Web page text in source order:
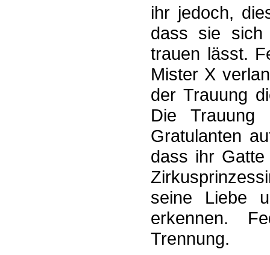
ihr jedoch,
dass sie sich
trauen lässt.
Mister X
der Trauung
Die
Gratulanten
dass ihr
seine Liebe
erkennen.
Trennung.